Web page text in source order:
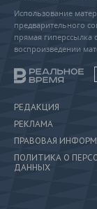
Использование
предварительного
прямая
воспроизведении
РЕДАКЦИЯ
РЕКЛАМА
ПРАВОВАЯ
ПОЛИТИКА О
ДАННЫХ